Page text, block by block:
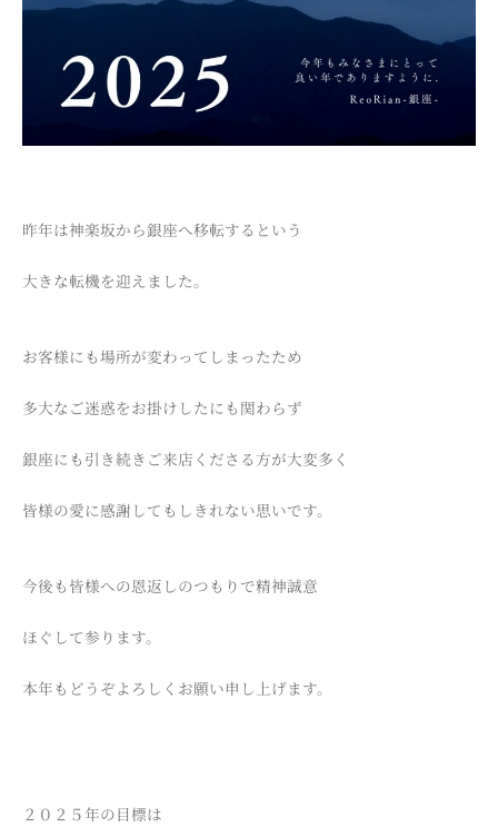
昨年は神楽坂から銀座へ移転するという
大きな転機を迎えました。
お客様にも場所が変わってしまったため
多大なご迷惑をお掛けしたにも関わらず
銀座にも引き続きご来店くださる方が大変多く
皆様の愛に感謝してもしきれない思いです。
今後も皆様への恩返しのつもりで精神誠意
ほぐして参ります。
本年もどうぞよろしくお願い申し上げます。
２０２５年の目標は